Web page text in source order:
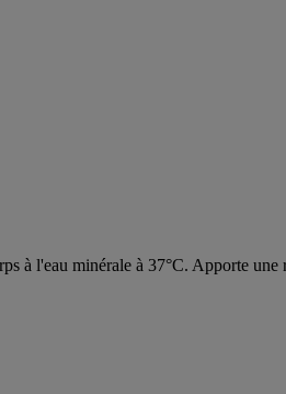
à l'eau minérale à 37°C. Apporte